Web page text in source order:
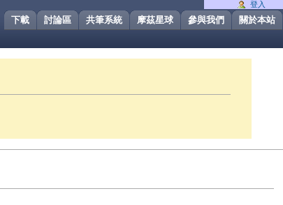
關於本站
參與我們
摩茲星球
共筆系統
討論區
下載
登入